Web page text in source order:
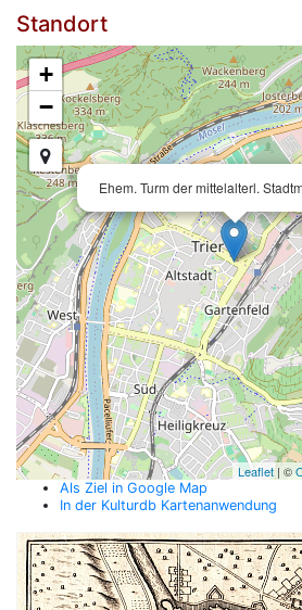
Standort
Ehem. Turm der mittelalterl.
+
−
Leaflet| ©
Als Ziel in Google Map
In der Kulturdb Kartenanwendung